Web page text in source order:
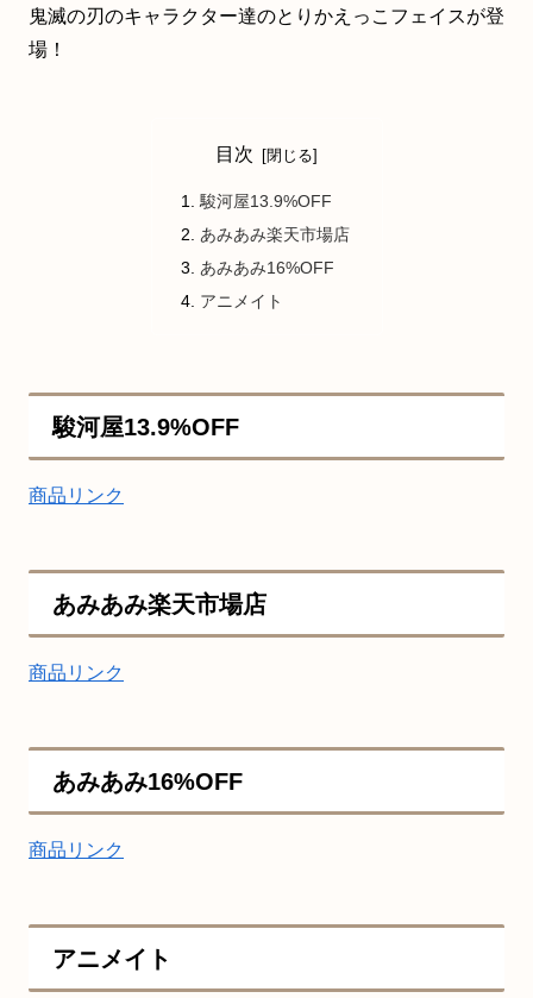
鬼滅の刃のキャラクター達のとりかえっこフェイスが登
場！
目次
駿河屋13.9%OFF
あみあみ楽天市場店
あみあみ16%OFF
アニメイト
駿河屋13.9%OFF
商品リンク
あみあみ楽天市場店
商品リンク
あみあみ16%OFF
商品リンク
アニメイト